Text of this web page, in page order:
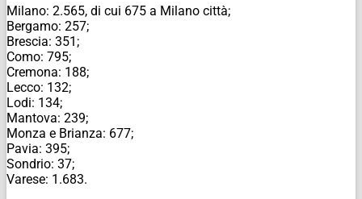
Milano: 2.565, di cui 675 a Milano città;
Bergamo: 257;
Brescia: 351;
Como: 795;
Cremona: 188;
Lecco: 132;
Lodi: 134;
Mantova: 239;
Monza e Brianza: 677;
Pavia: 395;
Sondrio: 37;
Varese: 1.683.